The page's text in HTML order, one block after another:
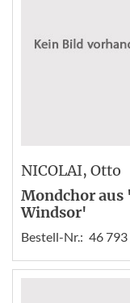
NICOLAI, Otto
Mondchor aus
Windsor'
Bestell-Nr.: 46 793